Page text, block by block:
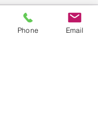
Phone Email